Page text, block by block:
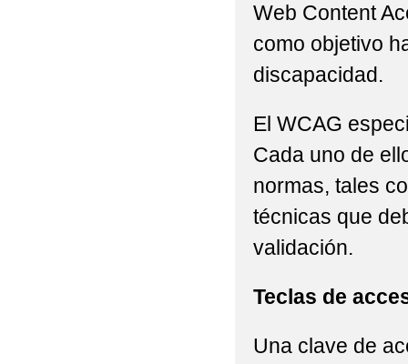
Web Content
como objetivo
discapacidad.
El WCAG
Cada uno de
normas, tales
técnicas que
validación.
Teclas de
Una clave de